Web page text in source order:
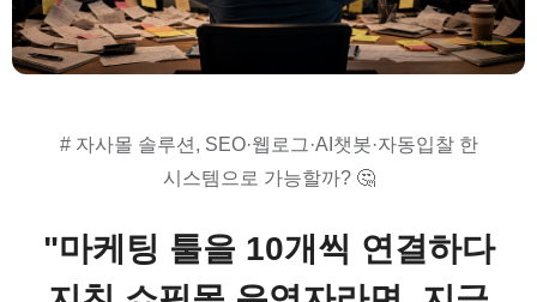
# 자사몰 솔루션, SEO·웹로그·AI챗봇·자동입찰 한
시스템으로 가능할까? 🤔
"마케팅 툴을 10개씩 연결하다